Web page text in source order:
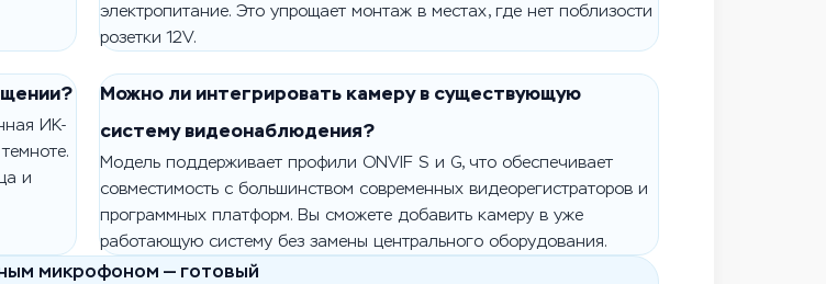
электропитание. Это упрощает монтаж в местах, где нет поблизости
розетки 12V.
ИК-
и
Можно ли интегрировать камеру в существующую
систему видеонаблюдения?
Модель поддерживает профили ONVIF S и G, что обеспечивает
совместимость с большинством современных видеорегистраторов и
программных платформ. Вы сможете добавить камеру в уже
работающую систему без замены центрального оборудования.
микрофоном — готовый